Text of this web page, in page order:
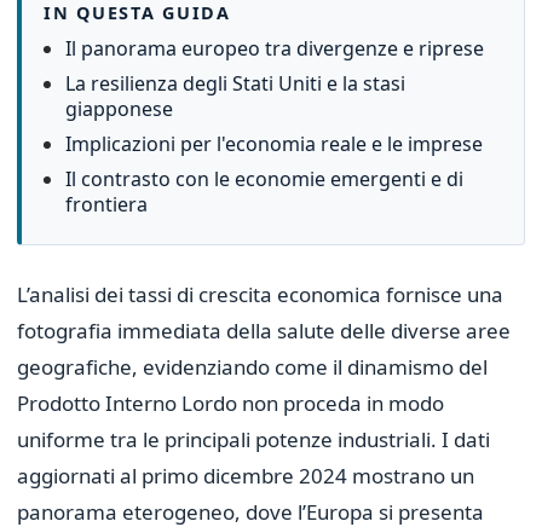
IN QUESTA GUIDA
Il panorama europeo tra divergenze e riprese
La resilienza degli Stati Uniti e la stasi
giapponese
Implicazioni per l'economia reale e le imprese
Il contrasto con le economie emergenti e di
frontiera
L’analisi dei tassi di crescita economica fornisce una
fotografia immediata della salute delle diverse aree
geografiche, evidenziando come il dinamismo del
Prodotto Interno Lordo non proceda in modo
uniforme tra le principali potenze industriali. I dati
aggiornati al primo dicembre 2024 mostrano un
panorama eterogeneo, dove l’Europa si presenta